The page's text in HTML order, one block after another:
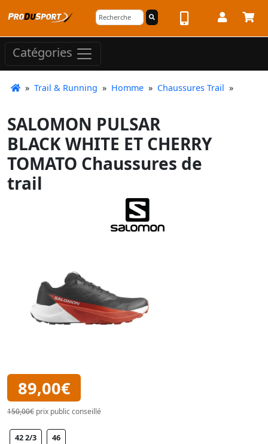
Catégories
» Trail & Running » Homme » Chaussures Trail »
SALOMON PULSAR
BLACK WHITE ET CHERRY
TOMATO Chaussures de
trail
89,00€
150,00€ prix public conseillé
42 2/3 46